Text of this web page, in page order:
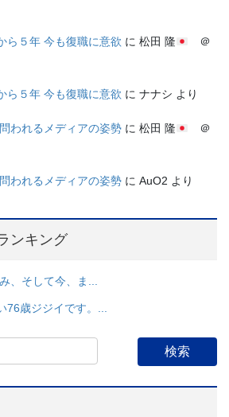
ら５年 今も復職に意欲 に 松田 隆
＠
ら５年 今も復職に意欲 に ナナシ より
われるメディアの姿勢 に 松田 隆
＠
われるメディアの姿勢 に AuO2 より
ンキング
、そして今、ま...
76歳ジジイです。...